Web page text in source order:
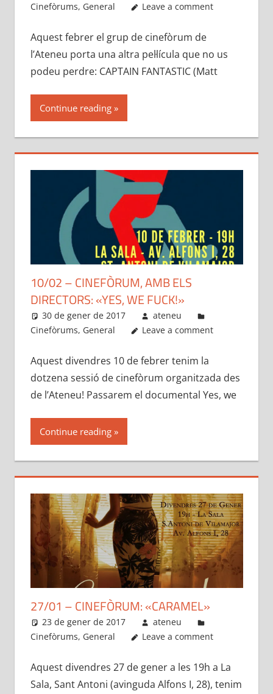
Cinefòrums, General Leave a comment
Aquest febrer el grup de cinefòrum de
l’Ateneu porta una altra pel·lícula que no us
podeu perdre: CAPTAIN FANTASTIC (Matt
Continue reading
10/02 – CINEFÒRUM, AMB ELS
DIRECTORS: «YES, WE FUCK!»
30 de gener de 2017
ateneu
Cinefòrums, General Leave a comment
Aquest divendres 10 de febrer tenim la
dotzena sessió de cinefòrum organitzada des
de l’Ateneu! Passarem el documental Yes, we
Continue reading
27/01 – CINEFÒRUM: «CARAMEL»
23 de gener de 2017
ateneu
Cinefòrums, General Leave a comment
Aquest divendres 27 de gener a les 19h a La
Sala, Sant Antoni (avinguda Alfons I, 28), tenim